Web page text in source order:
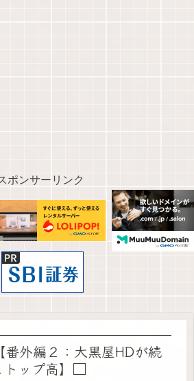
ポンサーリンク
外編２：大黒屋HDが続
トップ高】□